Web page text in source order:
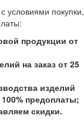
условиями покупки,
продукции от
на заказ от 25
изделий
предоплаты;
скидки.